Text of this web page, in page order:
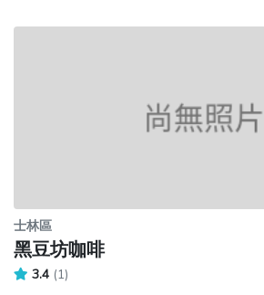
士林區
黑豆坊咖啡
3.4 (1)